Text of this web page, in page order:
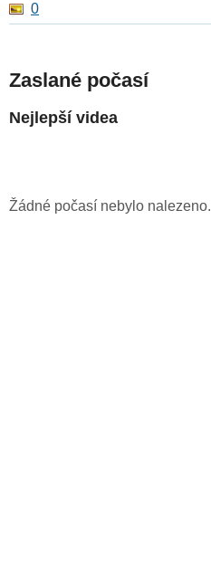
0
Zaslané počasí
Nejlepší videa
Žádné počasí nebylo nalezeno.